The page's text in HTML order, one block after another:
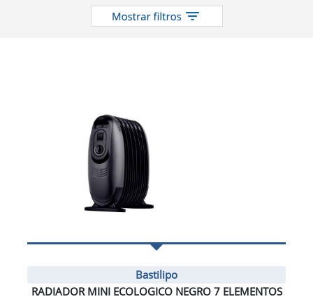
Bastilipo
RADIADOR MINI ECOLOGICO NEGRO 7 ELEMENTOS